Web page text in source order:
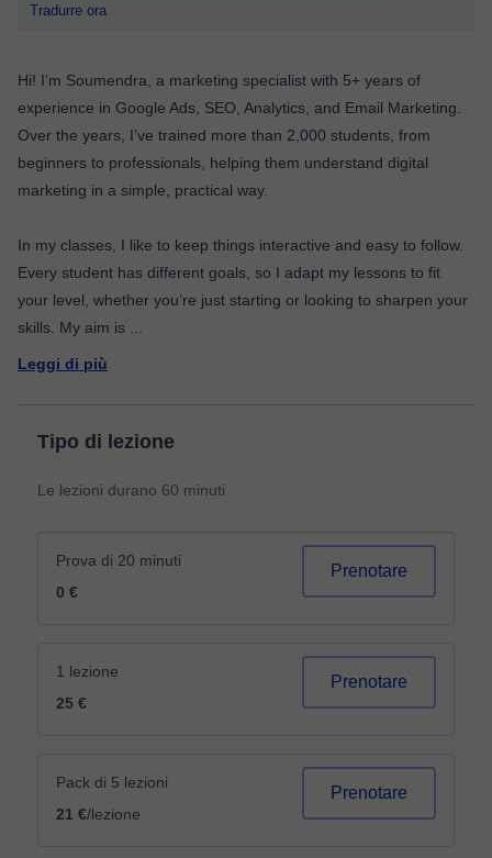
Tradurre ora
Hi! I’m Soumendra, a marketing specialist with 5+ years of
experience in Google Ads, SEO, Analytics, and Email Marketing.
Over the years, I’ve trained more than 2,000 students, from
beginners to professionals, helping them understand digital
marketing in a simple, practical way.
In my classes, I like to keep things interactive and easy to follow.
Every student has different goals, so I adapt my lessons to fit
your level, whether you’re just starting or looking to sharpen your
skills. My aim is
Leggi di più
Tipo di lezione
Le lezioni durano 60 minuti
Prova di 20 minuti
0 €
Prenotare
1 lezione
25 €
Prenotare
Pack di 5 lezioni
21 €/lezione
Prenotare